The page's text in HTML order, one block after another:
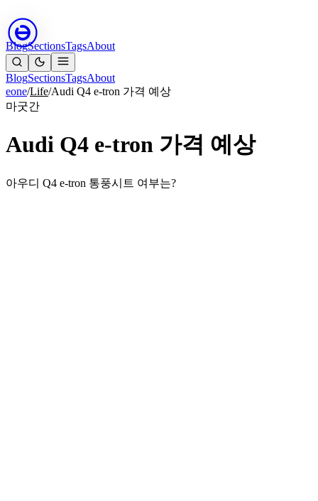
BlogSectionsTagsAbout
BlogSectionsTagsAbout
eone/Life/Audi Q4 e-tron 가격 예상
마굿간
Audi Q4 e-tron 가격 예상
아우디 Q4 e-tron 통풍시트 여부는?